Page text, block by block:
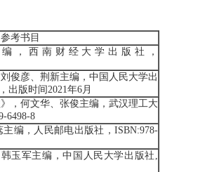
参考书目
，西南财经大学出版社，
俊彦、荆新主编，中国人民大学出
出版时间2021年6月
，何文华、张俊主编，武汉理工大
6498-8
主编，人民邮电出版社，ISBN:978-
玉军主编，中国人民大学出版社,